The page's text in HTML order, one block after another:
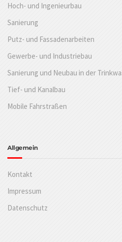
Hoch- und Ingenieurbau
Sanierung
Putz- und Fassadenarbeiten
Gewerbe- und Industriebau
Sanierung und Neubau in der
Tief- und Kanalbau
Mobile Fahrstraßen
Allgemein
Kontakt
Impressum
Datenschutz